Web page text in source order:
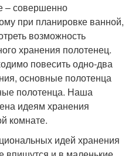
– совершенно
при планировке ванной,
возможность
хранения полотенец.
повесить одно-два
основные полотенца
полотенца. Наша
идеям хранения
комнате.
идей хранения